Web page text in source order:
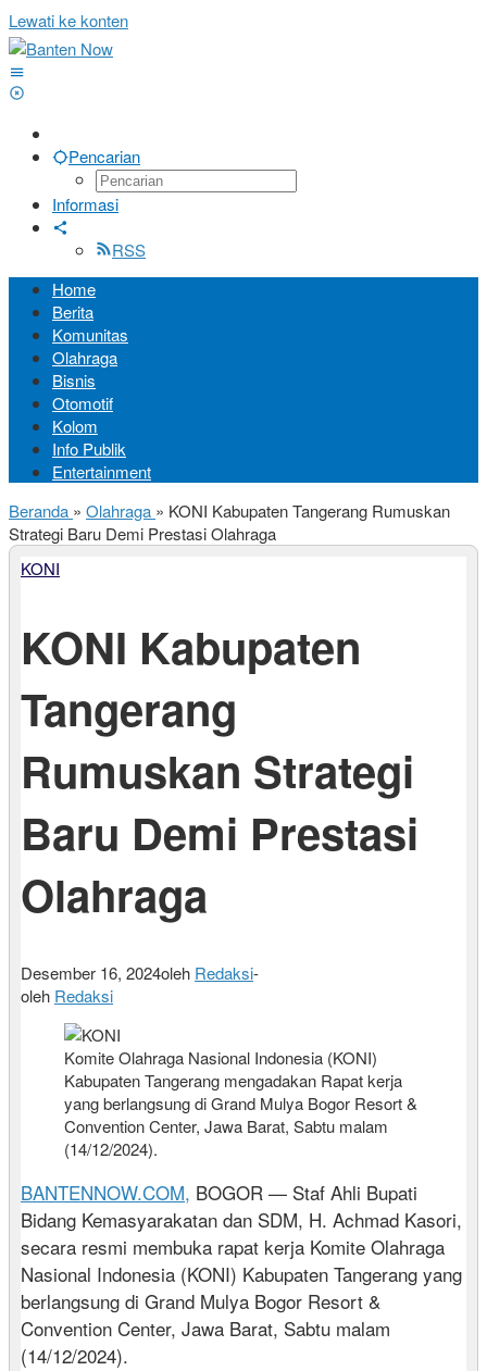
Lewati ke konten
Pencarian
Informasi
RSS
Home
Berita
Komunitas
Olahraga
Bisnis
Otomotif
Kolom
Info Publik
Entertainment
Beranda » Olahraga » KONI Kabupaten Tangerang Rumuskan
Strategi Baru Demi Prestasi Olahraga
KONI
KONI Kabupaten
Tangerang
Rumuskan Strategi
Baru Demi Prestasi
Olahraga
Desember 16, 2024oleh Redaksi-
oleh Redaksi
Komite Olahraga Nasional Indonesia (KONI)
Kabupaten Tangerang mengadakan Rapat kerja
yang berlangsung di Grand Mulya Bogor Resort &
Convention Center, Jawa Barat, Sabtu malam
(14/12/2024).
BANTENNOW.COM, BOGOR — Staf Ahli Bupati
Bidang Kemasyarakatan dan SDM, H. Achmad Kasori,
secara resmi membuka rapat kerja Komite Olahraga
Nasional Indonesia (KONI) Kabupaten Tangerang yang
berlangsung di Grand Mulya Bogor Resort &
Convention Center, Jawa Barat, Sabtu malam
(14/12/2024).